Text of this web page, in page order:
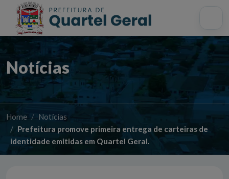
Acessibilidade InícioMapa do site
Notícias
Home
Notícias
Prefeitura promove primeira entrega de carteiras de
identidade emitidas em Quartel Geral.